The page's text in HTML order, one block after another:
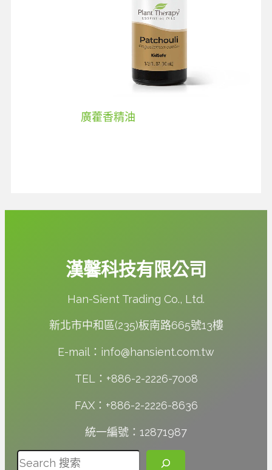
廣藿香精油
漢馨科技有限公司
Han-Sient Trading Co., Ltd.
新北市中和區(235)板南路665號13樓
E-mail：info@hansient.com.tw
TEL：+886-2-2226-7008
FAX：+886-2-2226-8636
統一編號：12871987